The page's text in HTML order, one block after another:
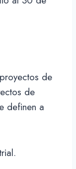
de
de
definen a